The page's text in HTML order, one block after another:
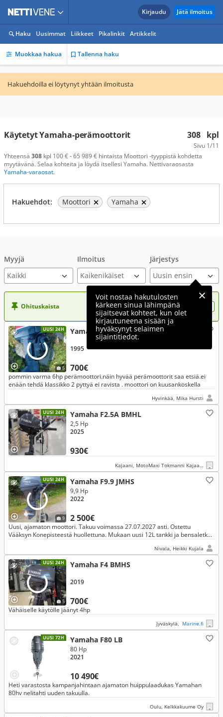
Kirjaudu Jätä ilmoitus
Haku Uusimmat Liikkeet Pikalinkit Artikkelit
Muokkaa hakua Tallenna haku
Hakuehdoilla ei löytynyt yhtään ilmoitusta
308 kpl
Sivu 1/11
Käytetyt Yamaha-perämoottorit
Yhteensä 308 kpl 100 € - 65 989 € hintaista Moottori -tyyppistä kohdetta
myytävänä. Selaa kohteita ja löydä itsellesi Yamaha. Nettivaraosasta
Yamaha-varaosat.
Hakuehdot: Moottori Yamaha
Myyjä Ilmoitus Järjestys
Voit nostaa hakutulosten
kärkeen sinua lähimpänä
sijaitsevat kohteet, kun olet
kirjautuneena sisään ja
hyväksynyt selaimen
sijaintitiedot.
Ohituskaista Nosta ilmoituksesi tähän?
UUSI 24H
5
Yamaha Muu malli
700€
1995
pommin varma 6hp perämoottori.näin hyvää perämoottorit saa etsiä.ei
enään tehdä klassikko 2 pyttyä ei ravista . moottori on kuusankoskella
Hyvinkää, Mika Hursti
UUSI 24H Yamaha F2.5A BMHL
930€
2,5 Hp
2025
Kajaani, MotoMaxi Tokmanni Kajaani Kehräämöntie
UUSI 24H
9
Yamaha F9.9 JMHS
2 500€
9,9 Hp
2022
Uusi, ajamaton moottori. Takuu voimassa 27.07.2027 asti. Ostettu
Vääksyn Konepisteestä huollettuna. Mukaan uusi 12L tankki ja bensaletku.
Nivala, Heikki Kujala
UUSI 24H
5
Yamaha F4 BMHS
700€
2019
Vähäiselle käytölle jäänyt 4hp
Jyväskylä, Marine.fi
UUSI 72H Yamaha F80 LB
10 490€
80 Hp
2021
Heti varastosta kampanjahintaan ajamaton huippulaadukas Yamahan
80hv nelitahti uuden takuulla.
Oulu, Kelkkakuume Oy